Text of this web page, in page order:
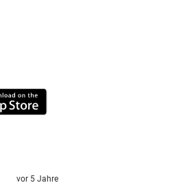
vor 5 Jahre